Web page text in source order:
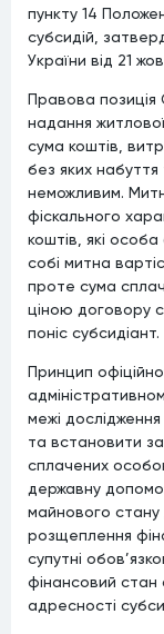
пункту 14
субсидій,
України від 21
Правова позиція
надання
сума коштів,
без яких
неможливим.
фіскального
коштів, які
собі митна
проте сума
ціною договору
поніс субсидіант.
Принцип
межі
та встановити
сплачених
державну
майнового
розщеплення
супутні
фінансовий
адресності